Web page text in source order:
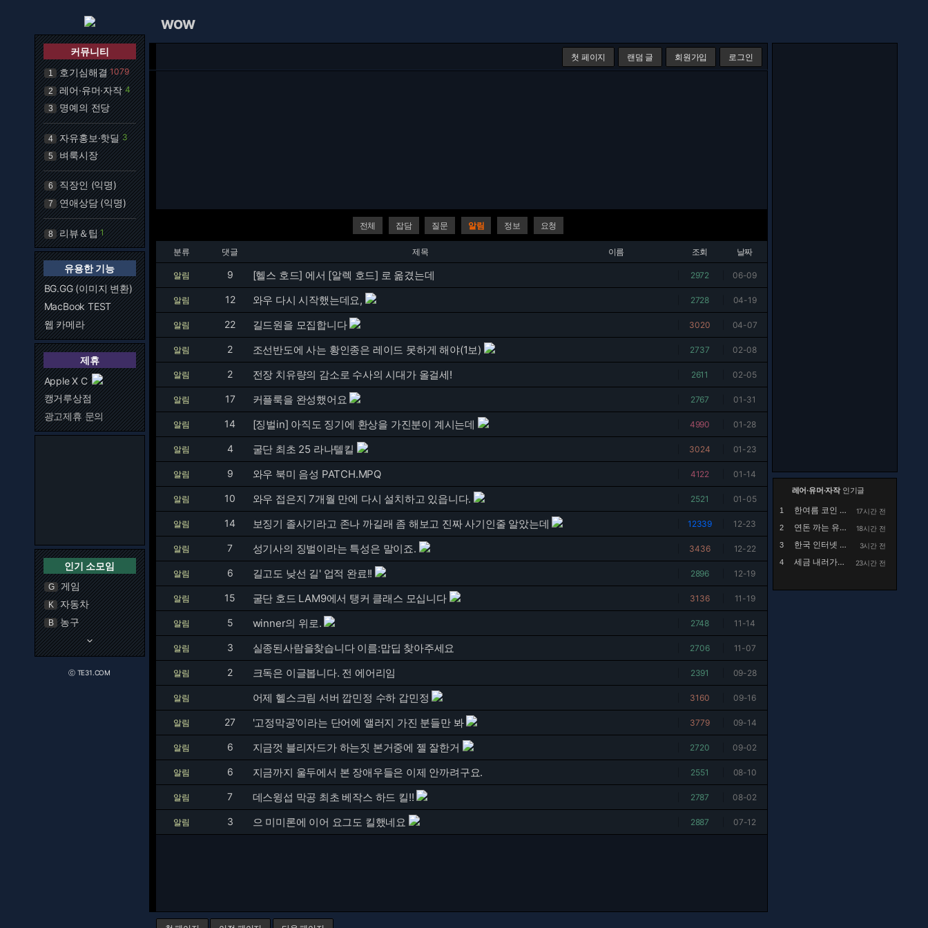
커뮤니티
1 호기심해결 1079
2 레어·유머·자작 4
3 명예의 전당
4 자유홍보·핫딜 3
5 벼룩시장
6 직장인 (익명)
7 연애상담 (익명)
8 리뷰＆팁 1
유용한 기능
BG.GG (이미지 변환)
MacBook TEST
웹 카메라
제휴
Apple X C
캥거루상점
광고제휴 문의
인기 소모임
G 게임
K 자동차
B 농구
keyboard_arrow_down
ⓒ TE31.COM
WOW
첫 페이지 랜덤 글 회원가입 로그인
전체 잡담 질문 알림 정보 요청
분류 댓글 제목 이름 조회 날짜
알림 9 [헬스 호드] 에서 [알렉 호드] 로 옮겼는데 2972 06-09
알림 12 와우 다시 시작했는데요, 2728 04-19
알림 22 길드원을 모집합니다 3020 04-07
알림 2 조선반도에 사는 황인종은 레이드 못하게 해야(1보) 2737 02-08
알림 2 전장 치유량의 감소로 수사의 시대가 올걸세! 2611 02-05
알림 17 커플룩을 완성했어요 2767 01-31
알림 14 [징벌in] 아직도 징기에 환상을 가진분이 계시는데 4990 01-28
알림 4 굴단 최초 25 라나텔킬 3024 01-23
알림 9 와우 북미 음성 PATCH.MPQ 4122 01-14
알림 10 와우 접은지 7개월 만에 다시 설치하고 있읍니다. 2521 01-05
알림 14 보징기 졸사기라고 존나 까길래 좀 해보고 진짜 사기인줄 알았는데 12339 12-23
알림 7 성기사의 징벌이라는 특성은 말이죠. 3436 12-22
알림 6 길고도 낮선 길' 업적 완료!! 2896 12-19
알림 15 굴단 호드 LAM9에서 탱커 클래스 모십니다 3136 11-19
알림 5 winner의 위로. 2748 11-14
알림 3 실종된사람을찾습니다 이름:맙딥 찾아주세요 2706 11-07
알림 2 크독은 이글봅니다. 전 에어리임 2391 09-28
알림 어제 헬스크림 서버 깝민정 수하 갑민정 3160 09-16
알림 27 '고정막공'이라는 단어에 앨러지 가진 분들만 봐 3779 09-14
알림 6 지금껏 블리자드가 하는짓 본거중에 젤 잘한거 2720 09-02
알림 6 지금까지 울두에서 본 장애우들은 이제 안까려구요. 2551 08-10
알림 7 데스윙섭 막공 최초 베작스 하드 킬!! 2787 08-02
알림 3 으 미미론에 이어 요그도 킬했네요 2887 07-12
레어·유머·자작인기글
1 한여름 코인 세탁소에서 목격했던 사건.manhwa
17시간 전
2
연돈 까는 유튜브 댓글
18시간 전
3
한국 인터넷 검열 근황.jpg
3시간 전
4
세금 내러가는 유재석 출연 유튜브에 달린 국세청 ... 23시간 전